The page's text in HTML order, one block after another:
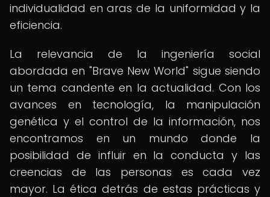
individualidad en aras de la uniformidad y la
eficiencia.
La relevancia de la ingeniería social
abordada en "Brave New World" sigue siendo
un tema candente en la actualidad. Con los
avances en tecnología, la manipulación
genética y el control de la información, nos
encontramos en un mundo donde la
posibilidad de influir en la conducta y las
creencias de las personas es cada vez
mayor. La ética detrás de estas prácticas y